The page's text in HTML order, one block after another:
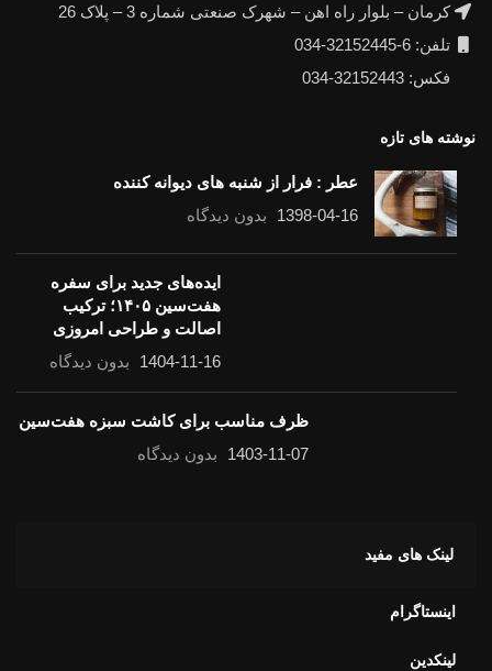
کرمان – بلوار راه اهن – شهرک صنعتی شماره 3 – پلاک 26
تلفن: 6-32152445-034
فکس: 32152443-034
نوشته های تازه
عطر : فرار از شنبه های دیوانه کننده
1398-04-16
بدون دیدگاه
ایده‌های جدید برای سفره
هفت‌سین ۱۴۰۵؛ ترکیب
اصالت و طراحی امروزی
1404-11-16
بدون دیدگاه
ظرف مناسب برای کاشت سبزه هفت‌سین
1403-11-07
بدون دیدگاه
لینک های مفید
اینستاگرام
لینکدین